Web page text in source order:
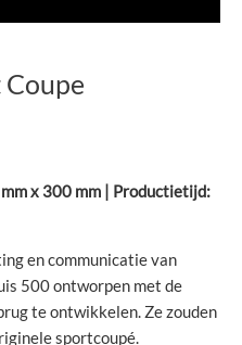
x 300 mm | Productietijd:
en communicatie van
500 ontworpen met de
te ontwikkelen. Ze zouden
sportcoupé.